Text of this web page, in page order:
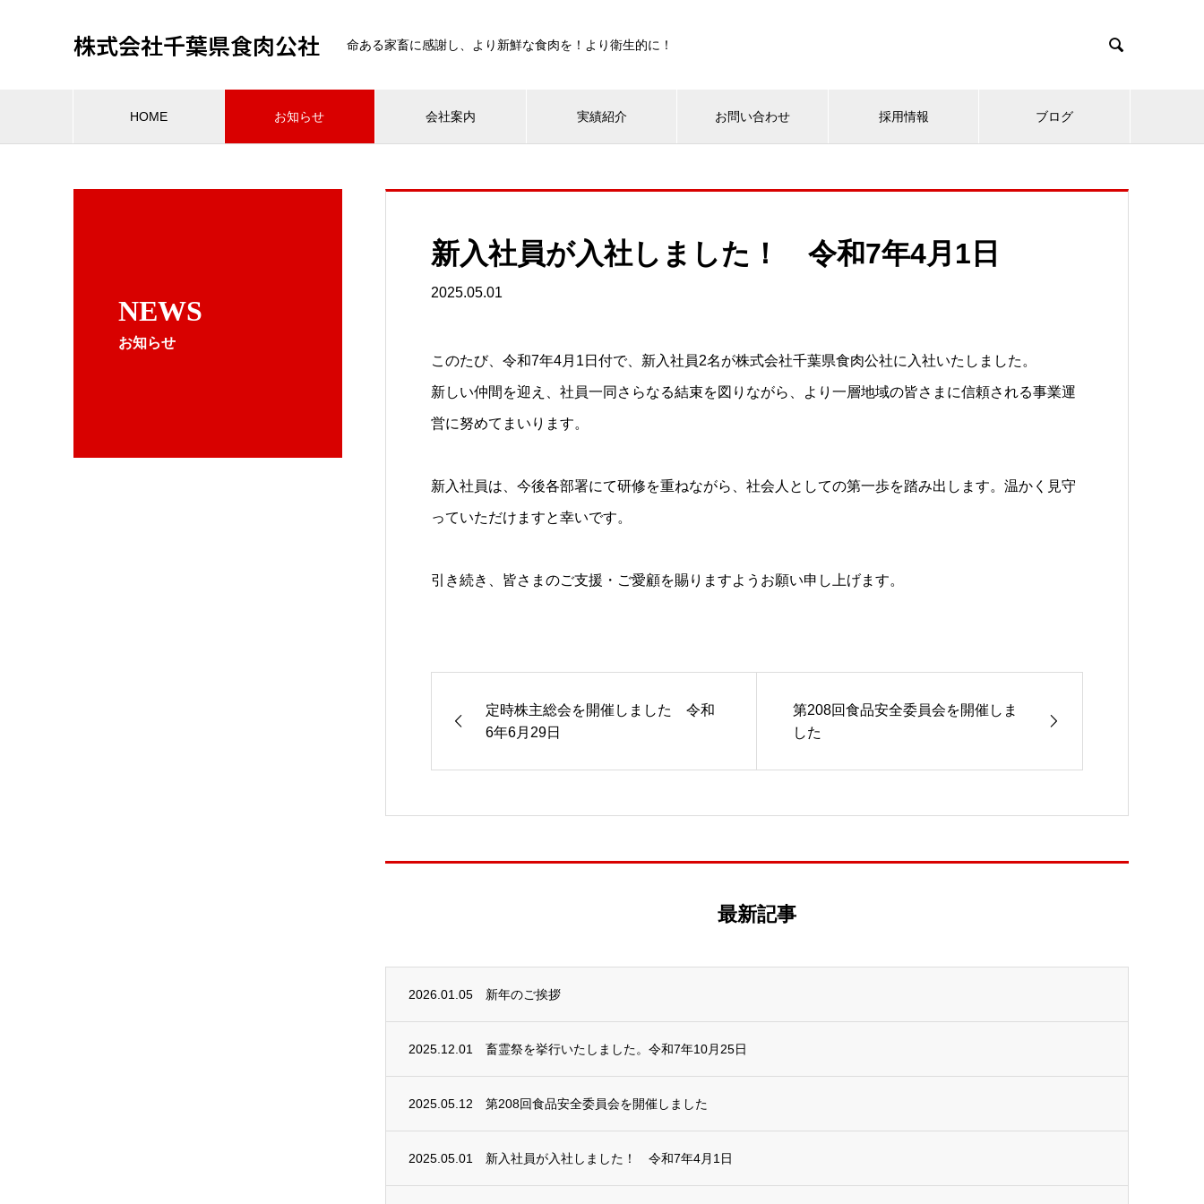
株式会社千葉県食肉公社 命ある家畜に感謝し、より新鮮な食肉を！より衛生的に！ 
HOME お知らせ 会社案内 実績紹介 お問い合わせ 採用情報 ブログ
NEWS
お知らせ
新入社員が入社しました！ 令和7年4月1日
2025.05.01
このたび、令和7年4月1日付で、新入社員2名が株式会社千葉県食肉公社に入社いたしました。
新しい仲間を迎え、社員一同さらなる結束を図りながら、より一層地域の皆さまに信頼される事業運
営に努めてまいります。
新入社員は、今後各部署にて研修を重ねながら、社会人としての第一歩を踏み出します。温かく見守
っていただけますと幸いです。
引き続き、皆さまのご支援・ご愛顧を賜りますようお願い申し上げます。
定時株主総会を開催しました 令和
6年6月29日
第208回食品安全委員会を開催しま
した
最新記事
2026.01.05 新年のご挨拶
2025.12.01 畜霊祭を挙行いたしました。令和7年10月25日
2025.05.12 第208回食品安全委員会を開催しました
2025.05.01 新入社員が入社しました！ 令和7年4月1日